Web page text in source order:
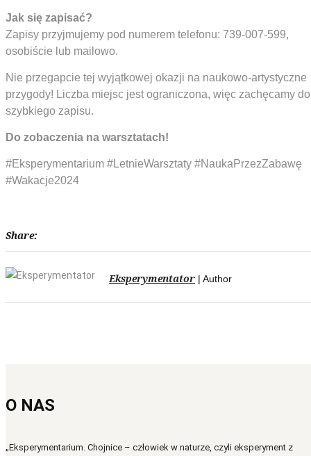
Jak się zapisać?
Zapisy przyjmujemy pod numerem telefonu: 739-007-599,
osobiście lub mailowo.
Nie przegapcie tej wyjątkowej okazji na naukowo-artystyczne
przygody! Liczba miejsc jest ograniczona, więc zachęcamy do
szybkiego zapisu.
Do zobaczenia na warsztatach!
#Eksperymentarium #LetnieWarsztaty #NaukaPrzezZabawę
#Wakacje2024
Share:
Eksperymentator | Author
O NAS
„Eksperymentarium. Chojnice – człowiek w naturze, czyli eksperyment z